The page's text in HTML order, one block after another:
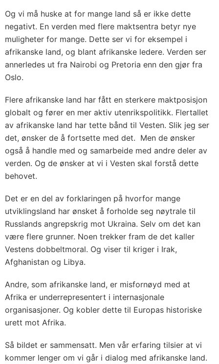
Og vi må huske at for mange land så er ikke dette
negativt. En verden med flere maktsentra betyr nye
muligheter for mange. Dette ser vi for eksempel i
afrikanske land, og blant afrikanske ledere. Verden ser
annerledes ut fra Nairobi og Pretoria enn den gjør fra
Oslo.
Flere afrikanske land har fått en sterkere maktposisjon
globalt og fører en mer aktiv utenrikspolitikk. Flertallet
av afrikanske land har tette bånd til Vesten. Slik jeg ser
det, ønsker de å fortsette med det. Men de ønsker
også å handle med og samarbeide med andre deler av
verden. Og de ønsker at vi i Vesten skal forstå dette
behovet.
Det er en del av forklaringen på hvorfor mange
utviklingsland har ønsket å forholde seg nøytrale til
Russlands angrepskrig mot Ukraina. Selv om det kan
være flere grunner. Noen trekker fram de det kaller
Vestens dobbeltmoral. Og viser til kriger i Irak,
Afghanistan og Libya.
Andre, som afrikanske land, er misfornøyd med at
Afrika er underrepresentert i internasjonale
organisasjoner. Og kobler dette til Europas historiske
urett mot Afrika.
Så bildet er sammensatt. Men vår erfaring tilsier at vi
kommer lenger om vi går i dialog med afrikanske land.